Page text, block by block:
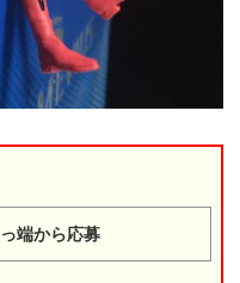
端から応募